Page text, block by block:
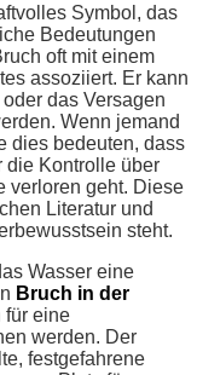
Symbol, das
Bedeutungen
oft mit einem
assoziiert. Er kann
das Versagen
Wenn jemand
dies bedeuten, dass
die Kontrolle über
verloren geht. Diese
Literatur und
steht.
Wasser eine
Bruch in der
für eine
werden. Der
festgefahrene